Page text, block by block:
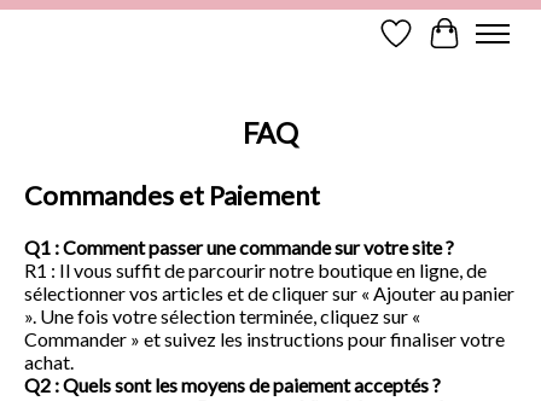
Liste de souhaits
Panier
FAQ
Commandes et Paiement
Q1 : Comment passer une commande sur votre site ?
R1 : Il vous suffit de parcourir notre boutique en ligne, de
sélectionner vos articles et de cliquer sur « Ajouter au panier
». Une fois votre sélection terminée, cliquez sur «
Commander » et suivez les instructions pour finaliser votre
achat.
Q2 : Quels sont les moyens de paiement acceptés ?